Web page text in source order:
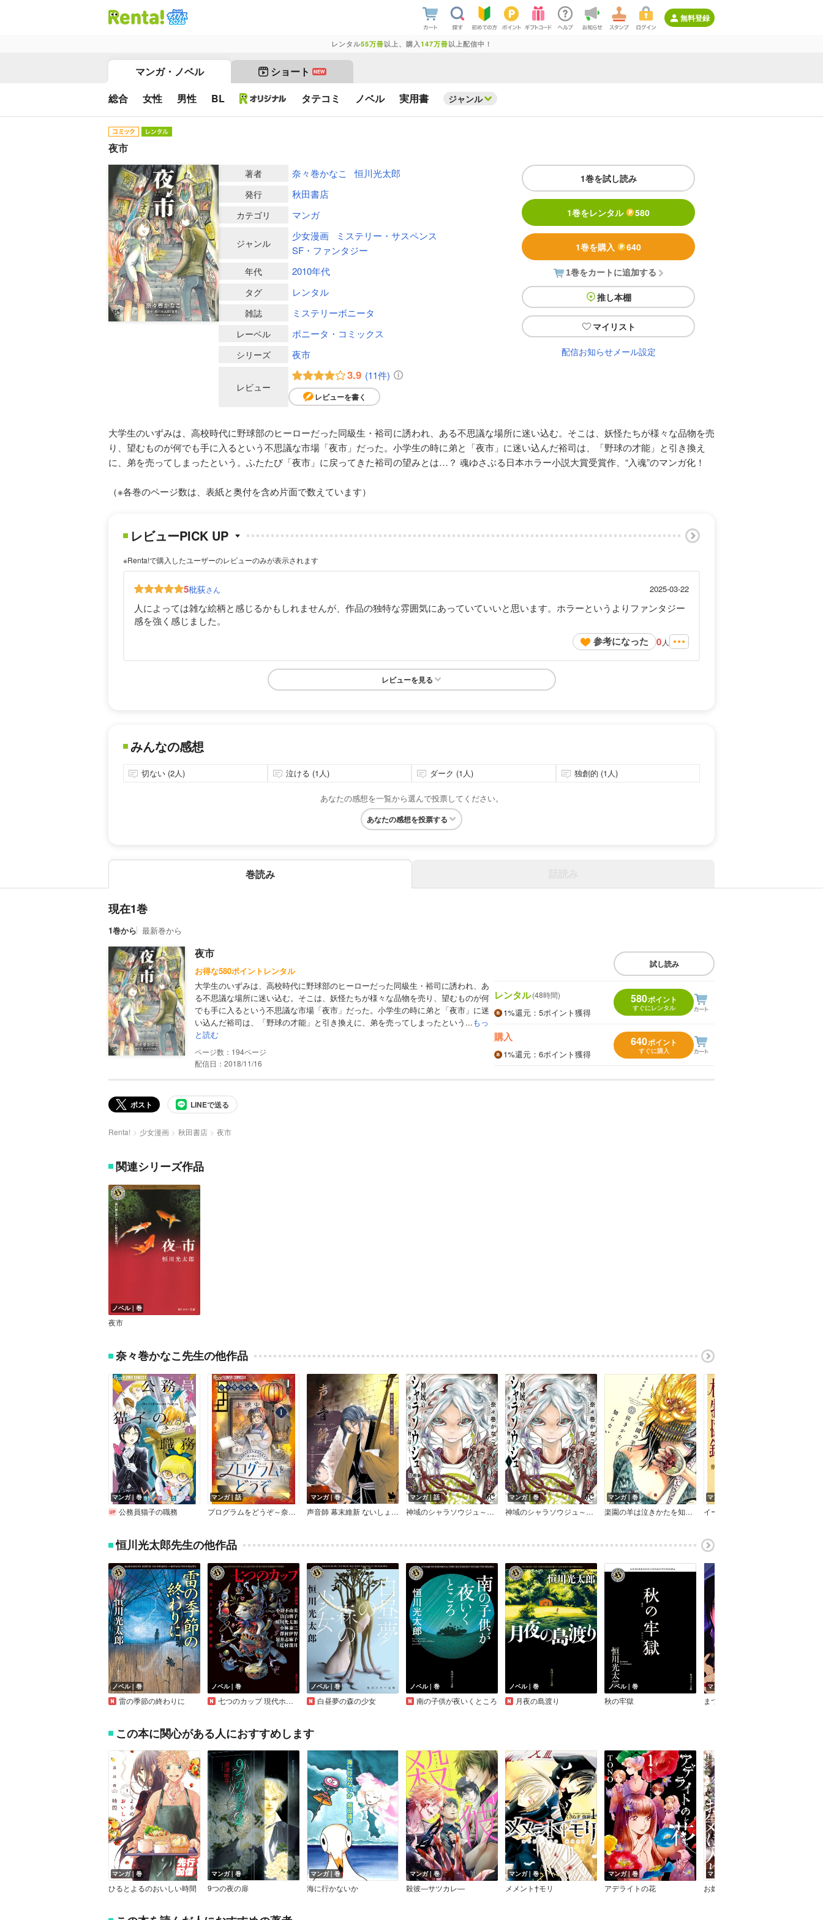
無料登録
レンタル55万冊以上、購入 147万冊以上配信中！
マンガ・ノベル ショート NEW
総合 女性 男性 BL タテコミ ノベル 実用書 ジャンル
夜市
1巻を試し読み
1巻をレンタル 580
1巻を購入 640
1巻をカートに追加する
推し本棚
マイリスト
配信お知らせメール設定
著者 奈々巻かなこ 恒川光太郎
発行 秋田書店
カテゴリ マンガ
ジャンル
少女漫画
ミステリー・サスペンス
SF・ファンタジー
年代 2010年代
タグ レンタル
雑誌 ミステリーボニータ
レーベル ボニータ・コミックス
シリーズ 夜市
レビュー
3.9 (11件)
レビューを書く
大学生のいずみは、高校時代に野球部のヒーローだった同級生・裕司に誘われ、ある不思議な場所に迷い込む。そこは、妖怪たちが様々な品物を売
り、望むものが何でも手に入るという不思議な市場「夜市」だった。小学生の時に弟と「夜市」に迷い込んだ裕司は、「野球の才能」と引き換え
に、弟を売ってしまったという。ふたたび「夜市」に戻ってきた裕司の望みとは…？ 魂ゆさぶる日本ホラー小説大賞受賞作、“入魂”のマンガ化！
（※各巻のページ数は、表紙と奥付を含め片面で数えています）
レビューPICK UP
※Renta!で購入したユーザーのレビューのみが表示されます
5枇荻さん 2025-03-22
人によっては雑な絵柄と感じるかもしれませんが、作品の独特な雰囲気にあっていていいと思います。ホラーというよりファンタジー
感を強く感じました。
参考になった 0 人
レビューを見る
みんなの感想
切ない (2人) 泣ける (1人) ダーク (1人) 独創的 (1人)
あなたの感想を一覧から選んで投票してください。
あなたの感想を投票する
巻読み
現在1巻
1巻から 最新巻から
夜市
お得な580ポイントレンタル
大学生のいずみは、高校時代に野球部のヒーローだった同級生・裕司に誘われ、あ
る不思議な場所に迷い込む。そこは、妖怪たちが様々な品物を売り、望むものが何
でも手に入るという不思議な市場「夜市」だった。小学生の時に弟と「夜市」に迷
い込んだ裕司は、「野球の才能」と引き換えに、弟を売ってしまったという...もっ
と読む
194
配信日：2018/11/16
試し読み
レンタル(48時間)
1%還元 ：5ポイント獲得
580ポイント
すぐにレンタル
購入
1%還元 ：6ポイント獲得
640ポイント
すぐに購入
ポスト LINEで送る
Renta! 少女漫画 秋田書店 夜市
関連シリーズ作品
ノベル｜巻
夜市
奈々巻かなこ先生の他作品
マンガ｜巻
公務員猫子の職務
マンガ｜話
プログラムをどうぞ～奈々巻かなこミニシアター～【単話】
マンガ｜巻
声音師 幕末維新 ないしょの草紙
マンガ｜話
神域のシャラソウジュ～少年平家物語～【分冊版】
マンガ｜巻
神域のシャラソウジュ～少年平家物語～【電子特別版】
マンガ｜巻
楽園の羊は泣きかたを知らない
マンガ｜巻
イーフィの植物図鑑
恒川光太郎先生の他作品
ノベル｜巻
雷の季節の終わりに
ノベル｜巻
七つのカップ 現代ホラー小説傑作集
ノベル｜巻
白昼夢の森の少女
ノベル｜巻
南の子供が夜いくところ
ノベル｜巻
月夜の島渡り
ノベル｜巻
秋の牢獄
マンガ｜巻
まつろはぬもの
この本に関心がある人におすすめします
マンガ｜巻
ひるとよるのおいしい時間
マンガ｜巻
9つの夜の扉
マンガ｜巻
海に行かないか
マンガ｜巻
殺彼―サツカレ―
マンガ｜巻
メメント†モリ
マンガ｜巻
アデライトの花
マンガ｜巻
お嬢様のお気に入り